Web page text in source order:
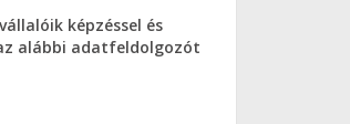
képzéssel és
alábbi adatfeldolgozót